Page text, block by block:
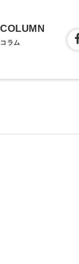
COLUMN
コラム